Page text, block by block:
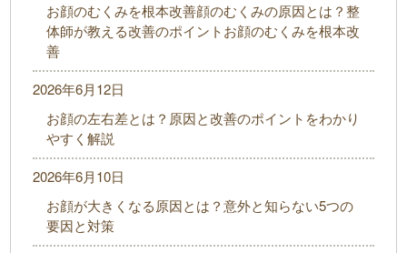
お顔のむくみを根本改善顔のむくみの原因とは？整
体師が教える改善のポイントお顔のむくみを根本改
善
お顔の左右差とは？原因と改善のポイントをわかり
やすく解説
2026年6月12日
お顔が大きくなる原因とは？意外と知らない5つの
要因と対策
2026年6月10日